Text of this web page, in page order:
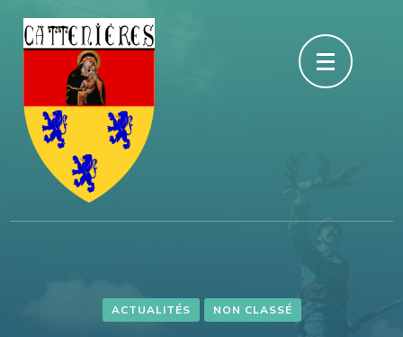
Aller
(Pressez
Entrée)
ACTUALITÉS NON CLASSÉ